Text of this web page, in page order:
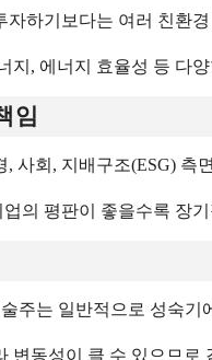
경 보호를 위한 법안을 시
적으로 확인해야 해요.
성장 가능성을 제한할 수
화하고 있어요. 기업이